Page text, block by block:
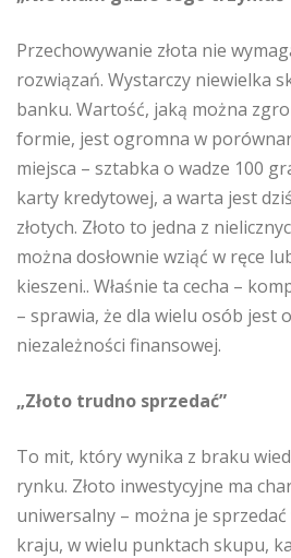
Przechowywanie złota nie
rozwiązań. Wystarczy niewielka
banku. Wartość, jaką można
formie, jest ogromna w
miejsca – sztabka o wadze 100
karty kredytowej, a warta jest
złotych. Złoto to jedna z
można dosłownie wziąć w ręce
kieszeni.. Właśnie ta cecha –
– sprawia, że dla wielu osób jest
niezależności finansowej.
„Złoto trudno sprzedać”
To mit, który wynika z braku
rynku. Złoto inwestycyjne ma
uniwersalny – można je
kraju, w wielu punktach skupu,